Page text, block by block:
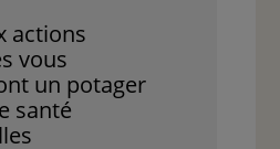
actions
vous
un potager
santé